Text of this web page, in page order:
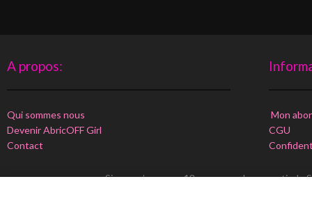
A propos:
Qui sommes nous
Devenir AbricOFF Girl
Contact
Mon
CGU
Si vous n’avez pas 18 ans, vous devez sortir